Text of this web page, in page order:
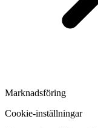
Marknadsföring
Cookie-inställningar